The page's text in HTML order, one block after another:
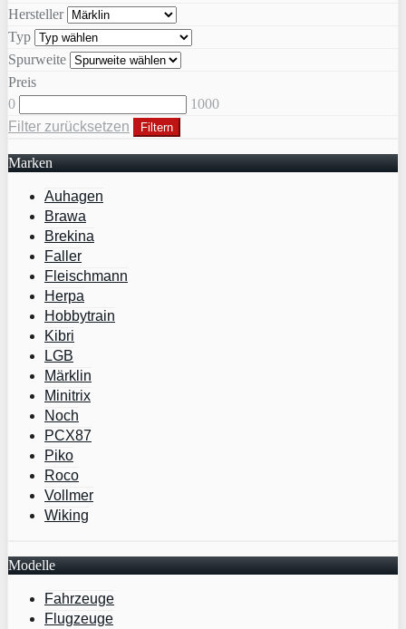
Hersteller
Typ
Spurweite
Preis
0
1000
Filter zurücksetzen
Filtern
Marken
Auhagen
Brawa
Brekina
Faller
Fleischmann
Herpa
Hobbytrain
Kibri
LGB
Märklin
Minitrix
Noch
PCX87
Piko
Roco
Vollmer
Wiking
Modelle
Fahrzeuge
Flugzeuge